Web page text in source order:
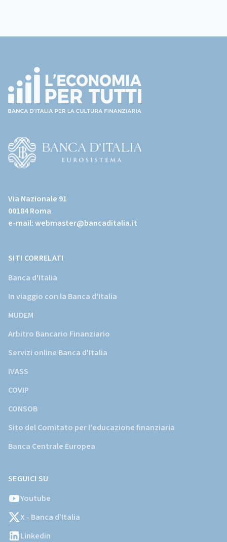
page)
sito
istituzionale
della
Via Nazionale 91
00184 Roma
e-mail:webmaster@bancaditalia.it
SITI CORRELATI
Banca d'Italia
In viaggio con la Banca d'Italia
MUDEM
Arbitro Bancario Finanziario
Servizi online Banca d'Italia
IVASS
COVIP
CONSOB
Sito del Comitato per l'educazione finanziaria
Banca Centrale Europea
SEGUICI SU
Youtube
X - Banca d’Italia
Linkedin